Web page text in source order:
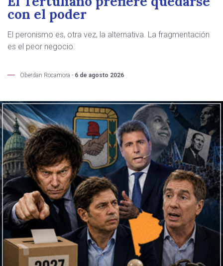
con el poder
El peronismo es, otra vez, la alternativa. La fragmentación
es el peor negocio.
Oberdan Rocamora - 6 de agosto 2026